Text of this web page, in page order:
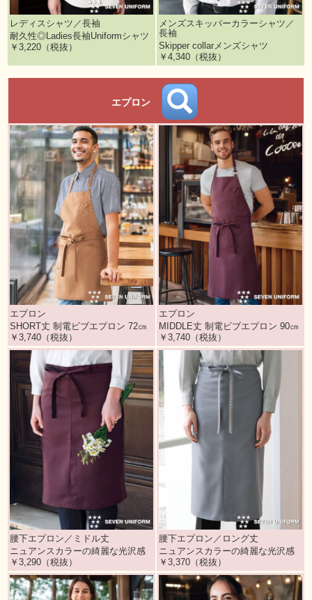
レディスシャツ／長袖
耐久性◎Ladies長袖Uniformシャツ
￥3,220（税抜）
メンズスキッパーカラーシャツ／
長袖
Skipper collarメンズシャツ
￥4,340（税抜）
エプロン
エプロン
SHORT丈 制電ビブエプロン 72㎝
￥3,740（税抜）
エプロン
MIDDLE丈 制電ビブエプロン 90㎝
￥3,740（税抜）
腰下エプロン／ミドル丈
ニュアンスカラーの綺麗な光沢感
￥3,290（税抜）
腰下エプロン／ロング丈
ニュアンスカラーの綺麗な光沢感
￥3,370（税抜）